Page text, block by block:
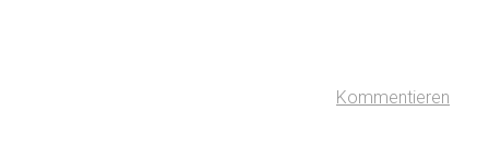
Kommentieren